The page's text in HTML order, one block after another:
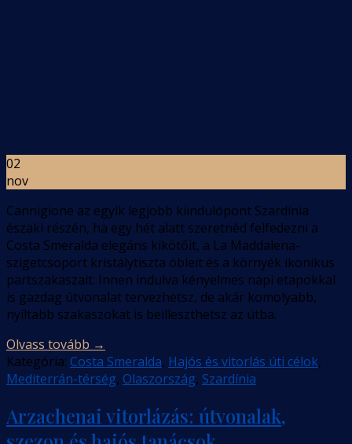
02
nov
Cannigione az egyik legjobb kiindulópont Szardínia
északi részén, ha egy hét alatt szeretnéd felfedezni a
Costa Smeralda elegáns kikötőit, a La Maddalena-
szigetcsoport kristálytiszta öbleit és a környék ikonikus
partszakaszait. Innen indulva kényelmes napi etapokkal
is gazdag útvonalat tervezhetsz, de akár komolyabb,
nyíltabb szakaszokat is beilleszthetsz az útba.
Olvass tovább →
Kategória: Costa Smeralda, Hajós és vitorlás úti célok,
Mediterrán-térség, Olaszország, Szardínia
Arzachenai vitorlázás: útvonalak,